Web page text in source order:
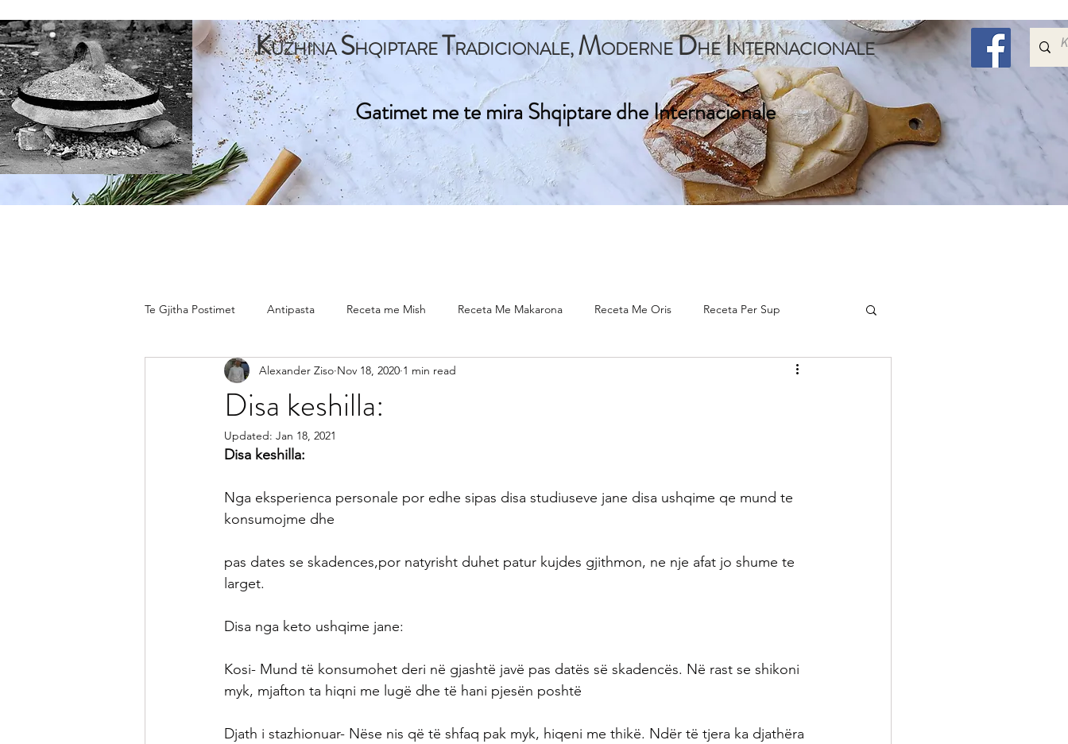
KUZHINASHQIPTARETRADICIONALE,MODERNEDHEINTERNACIONALE
Gatimet me te mira Shqiptare dhe Internacionale
Te Gjitha Postimet Antipasta Receta me Mish Receta Me Makarona Receta Me Oris Receta Per Sup
Receta Me Peshk Receta Vegjetariane Gatime Tradicionale
Sallata Pije
Receta per Femije Keshilla per Femijet
Disa keshilla:
Alexander Ziso Nov 18, 2020 1 min read
Updated: Jan 18, 2021
Disa keshilla:
Nga eksperienca personale por edhe sipas disa studiuseve jane disa ushqime qe mund te
konsumojme dhe
pas dates se skadences,por natyrisht duhet patur kujdes gjithmon, ne nje afat jo shume te
larget.
Disa nga keto ushqime jane:
Kosi- Mund të konsumohet deri në gjashtë javë pas datës së skadencës. Në rast se shikoni
myk, mjafton ta hiqni me lugë dhe të hani pjesën poshtë
Djath i stazhionuar- Nëse nis që të shfaq pak myk, hiqeni me thikë. Ndër të tjera ka djathëra